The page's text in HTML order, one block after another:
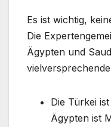
Es ist wichtig,
Die
Ägypten und
Die Türkei
Ägypten ist